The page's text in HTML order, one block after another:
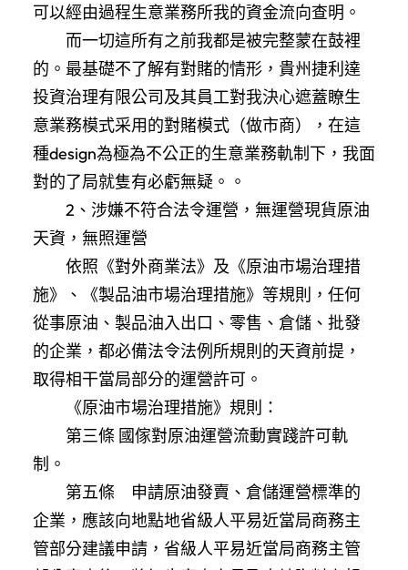
可以經由過程生意業務所我的資金流向查明。
而一切這所有之前我都是被完整蒙在鼓裡
的。最基礎不了解有對賭的情形，貴州捷利達
投資治理有限公司及其員工對我決心遮蓋瞭生
意業務模式采用的對賭模式（做市商），在這
種design為極為不公正的生意業務軌制下，我面
對的了局就隻有必虧無疑。。
2、涉嫌不符合法令運營，無運營現貨原油
天資，無照運營
依照《對外商業法》及《原油市場治理措
施》、《製品油市場治理措施》等規則，任何
從事原油、製品油入出口、零售、倉儲、批發
的企業，都必備法令法例所規則的天資前提，
取得相干當局部分的運營許可。
《原油市場治理措施》規則：
第三條 國傢對原油運營流動實踐許可軌
制。
第五條 申請原油發賣、倉儲運營標準的
企業，應該向地點地省級人平易近當局商務主
管部分建議申請，省級人平易近當局商務主管